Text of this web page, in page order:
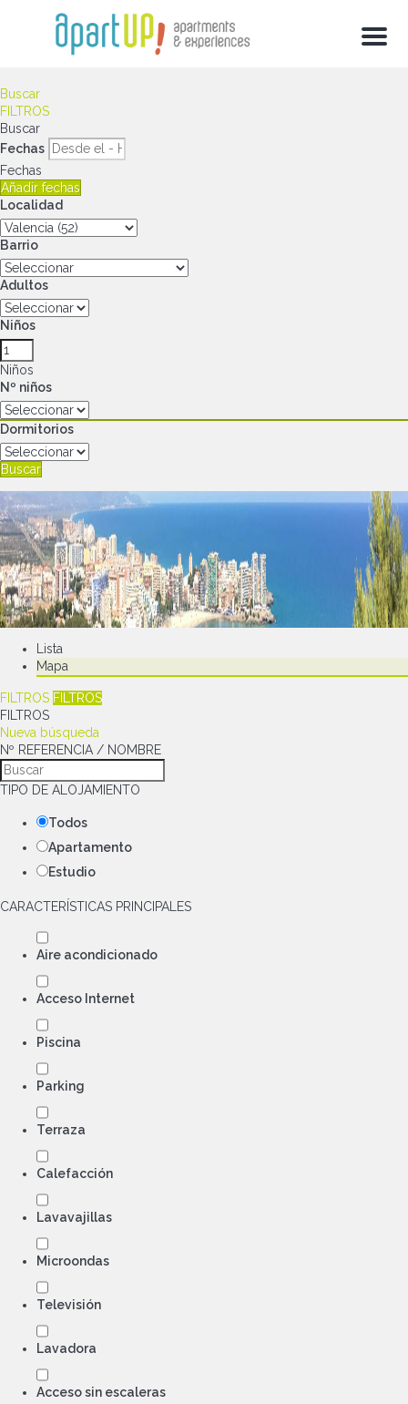
Menu
Buscar
FILTROS
Buscar
Fechas
Fechas
Añadir fechas
Localidad
Barrio
Adultos
Niños
Niños
Nº niños
Dormitorios
Buscar
Lista
Mapa
FILTROS FILTROS
FILTROS
Nueva búsqueda
Nº REFERENCIA / NOMBRE
TIPO DE ALOJAMIENTO
Todos
Apartamento
Estudio
CARACTERÍSTICAS PRINCIPALES
Aire acondicionado
Acceso Internet
Piscina
Parking
Terraza
Calefacción
Lavavajillas
Microondas
Televisión
Lavadora
Acceso sin escaleras